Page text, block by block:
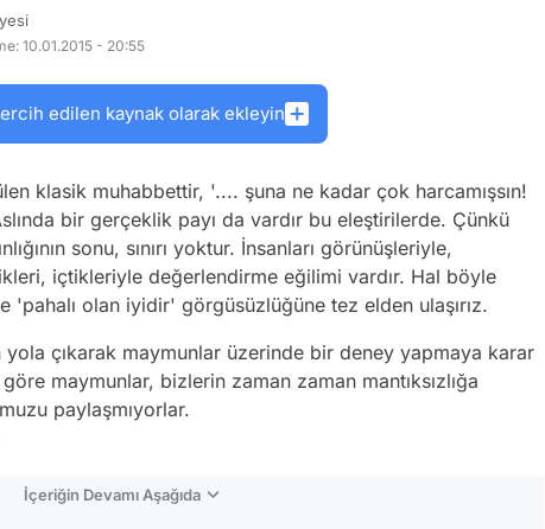
10.01.2015 - 20:55
edilen kaynak olarak ekleyin
klasik muhabbettir, '.... şuna ne kadar çok harcamışsın!
bir gerçeklik payı da vardır bu eleştirilerde. Çünkü
sonu, sınırı yoktur. İnsanları görünüşleriyle,
içtikleriyle değerlendirme eğilimi vardır. Hal böyle
'pahalı olan iyidir' görgüsüzlüğüne tez elden ulaşırız.
çıkarak maymunlar üzerinde bir deney yapmaya karar
maymunlar, bizlerin zaman zaman mantıksızlığa
paylaşmıyorlar.
İçeriğin Devamı Aşağıda